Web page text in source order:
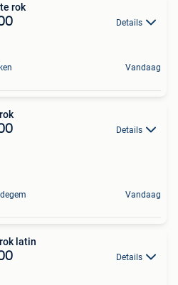
rok
Details
Vandaag
Details
Vandaag
latin
Details